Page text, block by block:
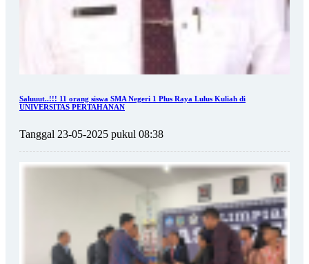
Saluuut..!!! 11 orang siswa SMA Negeri 1 Plus Raya Lulus Kuliah di
UNIVERSITAS PERTAHANAN
Tanggal 23-05-2025 pukul 08:38